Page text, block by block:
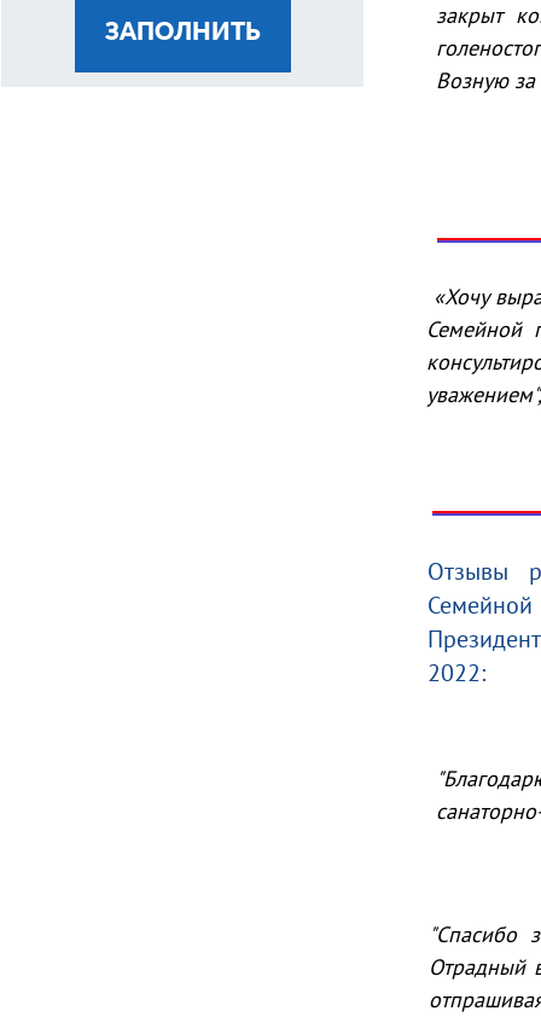
Отзывы
2022:
"Спасибо
Отрадный
ЗАПОЛНИТЬ
«Хочу
Семейной
закрыт
Возную